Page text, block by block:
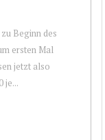
Beginn des
ersten Mal
jetzt also
je...